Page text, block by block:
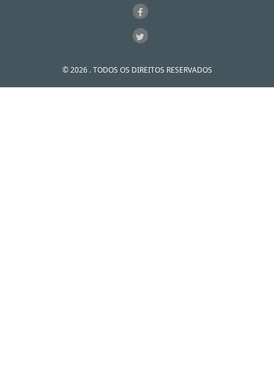
© 2026 . TODOS OS DIREITOS RESERVADOS